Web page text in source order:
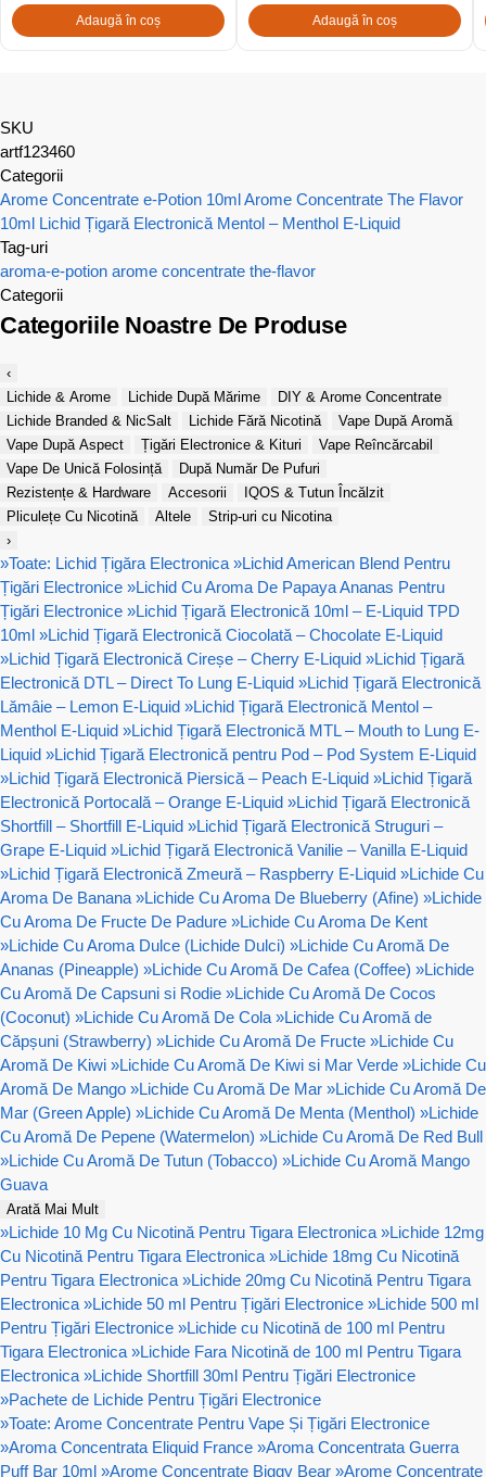
Adaugă în coș Adaugă în coș
SKU
artf123460
Categorii
Arome Concentrate e-Potion 10mlArome Concentrate The Flavor
10ml Lichid Țigară Electronică Mentol – Menthol E-Liquid
Tag-uri
aroma-e-potion arome concentrate the-flavor
Categorii
Categoriile Noastre De Produse
‹
Lichide & Arome
Lichide După Mărime
DIY & Arome Concentrate
Lichide Branded & NicSalt
Lichide Fără Nicotină
Vape După Aromă
Vape După Aspect
Țigări Electronice & Kituri
Vape Reîncărcabil
Vape De Unică Folosință
După Număr De Pufuri
Rezistențe & Hardware
Accesorii
IQOS & Tutun Încălzit
Pliculețe Cu Nicotină
Altele
Strip-uri cu Nicotina
›
»Toate: Lichid Țigăra Electronica »Lichid American Blend Pentru
Țigări Electronice »Lichid Cu Aroma De Papaya Ananas Pentru
Țigări Electronice »Lichid Țigară Electronică 10ml – E-Liquid TPD
10ml »Lichid Țigară Electronică Ciocolată – Chocolate E-Liquid
»Lichid Țigară Electronică Cireșe – Cherry E-Liquid »Lichid Țigară
Electronică DTL – Direct To Lung E-Liquid »Lichid Țigară Electronică
Lămâie – Lemon E-Liquid »Lichid Țigară Electronică Mentol –
Menthol E-Liquid »Lichid Țigară Electronică MTL – Mouth to Lung E-
Liquid »Lichid Țigară Electronică pentru Pod – Pod System E-Liquid
»Lichid Țigară Electronică Piersică – Peach E-Liquid »Lichid Țigară
Electronică Portocală – Orange E-Liquid »Lichid Țigară Electronică
Shortfill – Shortfill E-Liquid »Lichid Țigară Electronică Struguri –
Grape E-Liquid »Lichid Țigară Electronică Vanilie – Vanilla E-Liquid
»Lichid Țigară Electronică Zmeură – Raspberry E-Liquid »Lichide Cu
Aroma De Banana »Lichide Cu Aroma De Blueberry (Afine) »Lichide
Cu Aroma De Fructe De Padure »Lichide Cu Aroma De Kent
»Lichide Cu Aroma Dulce (Lichide Dulci) »Lichide Cu Aromă De
Ananas (Pineapple) »Lichide Cu Aromă De Cafea (Coffee) »Lichide
Cu Aromă De Capsuni si Rodie »Lichide Cu Aromă De Cocos
(Coconut) »Lichide Cu Aromă De Cola »Lichide Cu Aromă de
Căpșuni (Strawberry) »Lichide Cu Aromă De Fructe »Lichide Cu
Aromă De Kiwi »Lichide Cu Aromă De Kiwi si Mar Verde »Lichide Cu
Aromă De Mango »Lichide Cu Aromă De Mar »Lichide Cu Aromă De
Mar (Green Apple) »Lichide Cu Aromă De Menta (Menthol) »Lichide
Cu Aromă De Pepene (Watermelon) »Lichide Cu Aromă De Red Bull
»Lichide Cu Aromă De Tutun (Tobacco) »Lichide Cu Aromă Mango
Guava
Arată Mai Mult
»Lichide 10 Mg Cu Nicotină Pentru Tigara Electronica »Lichide 12mg
Cu Nicotină Pentru Tigara Electronica »Lichide 18mg Cu Nicotină
Pentru Tigara Electronica »Lichide 20mg Cu Nicotină Pentru Tigara
Electronica »Lichide 50 ml Pentru Țigări Electronice »Lichide 500 ml
Pentru Țigări Electronice »Lichide cu Nicotină de 100 ml Pentru
Tigara Electronica »Lichide Fara Nicotină de 100 ml Pentru Tigara
Electronica »Lichide Shortfill 30ml Pentru Țigări Electronice
»Pachete de Lichide Pentru Țigări Electronice
»Toate: Arome Concentrate Pentru Vape Și Țigări Electronice
»Aroma Concentrata Eliquid France »Aroma Concentrata Guerra
Puff Bar 10ml »Arome Concentrate Biggy Bear »Arome Concentrate